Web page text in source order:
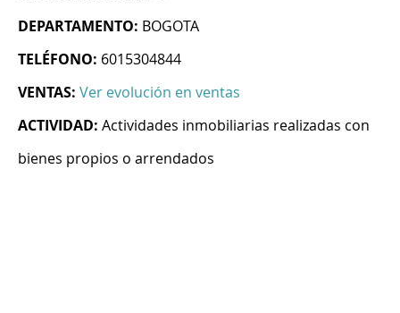
DEPARTAMENTO: BOGOTA
TELÉFONO: 6015304844
VENTAS: Ver evolución en ventas
ACTIVIDAD: Actividades inmobiliarias realizadas con
bienes propios o arrendados